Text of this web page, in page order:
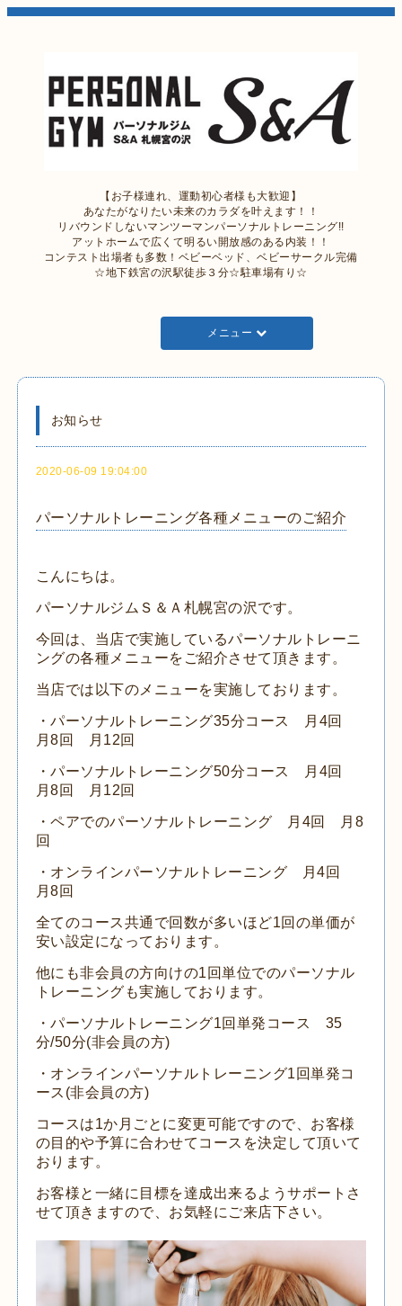
【お子様連れ、運動初心者様も大歓迎】
あなたがなりたい未来のカラダを叶えます！！
リバウンドしないマンツーマンパーソナルトレーニング!!
アットホームで広くて明るい開放感のある内装！！
コンテスト出場者も多数！ベビーベッド、ベビーサークル完備
☆地下鉄宮の沢駅徒歩３分☆駐車場有り☆
メニュー
お知らせ
2020-06-09 19:04:00
パーソナルトレーニング各種メニューのご紹介
こんにちは。
パーソナルジムＳ＆Ａ札幌宮の沢です。
今回は、当店で実施しているパーソナルトレーニ
ングの各種メニューをご紹介させて頂きます。
当店では以下のメニューを実施しております。
・パーソナルトレーニング35分コース 月4回
月8回 月12回
・パーソナルトレーニング50分コース 月4回
月8回 月12回
・ペアでのパーソナルトレーニング 月4回 月8
回
・オンラインパーソナルトレーニング 月4回
月8回
全てのコース共通で回数が多いほど1回の単価が
安い設定になっております。
他にも非会員の方向けの1回単位でのパーソナル
トレーニングも実施しております。
・パーソナルトレーニング1回単発コース 35
分/50分(非会員の方)
・オンラインパーソナルトレーニング1回単発コ
ース(非会員の方)
コースは1か月ごとに変更可能ですので、お客様
の目的や予算に合わせてコースを決定して頂いて
おります。
お客様と一緒に目標を達成出来るようサポートさ
せて頂きますので、お気軽にご来店下さい。